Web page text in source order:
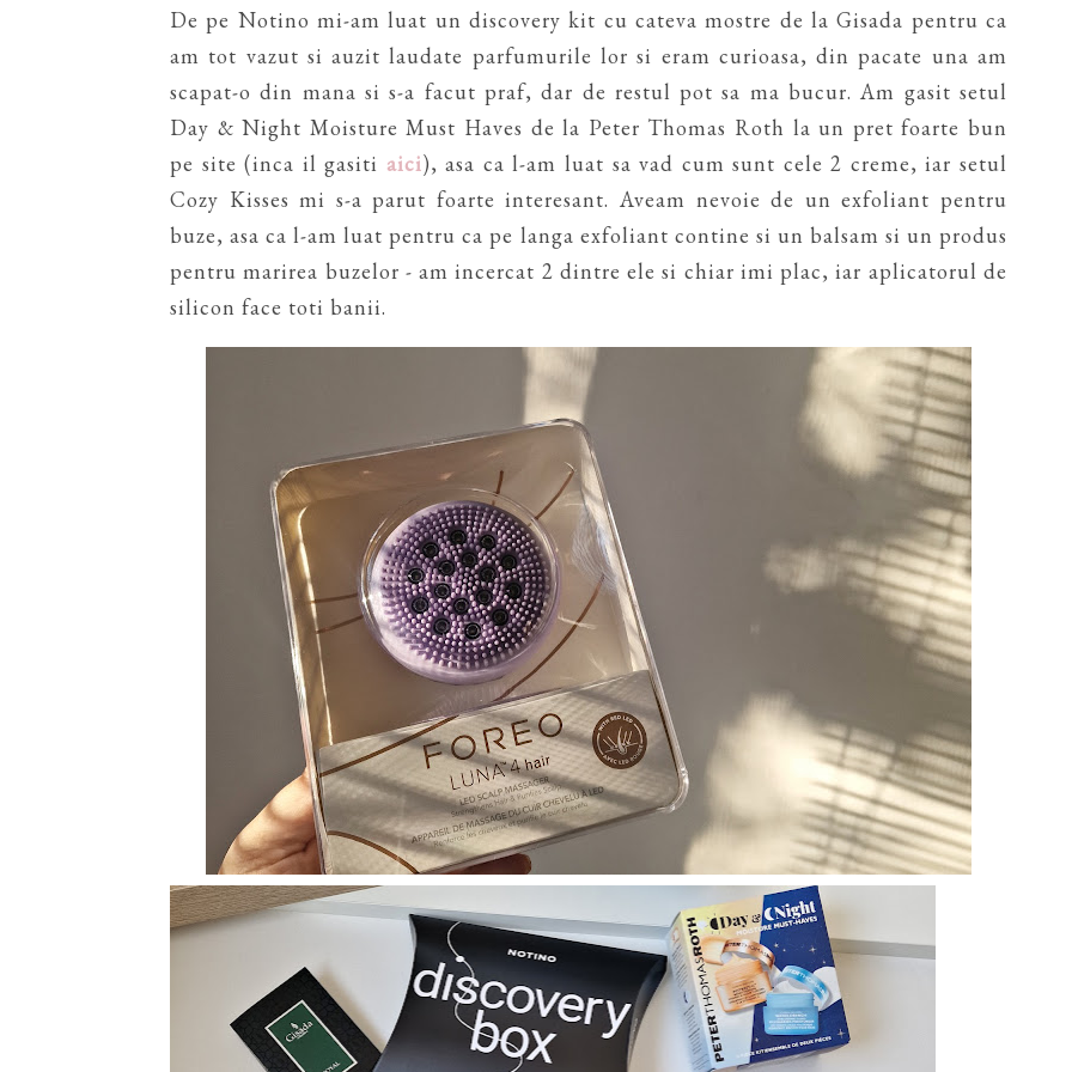
De pe Notino mi-am luat un discovery kit cu cateva mostre de la Gisada pentru ca
am tot vazut si auzit laudate parfumurile lor si eram curioasa, din pacate una am
scapat-o din mana si s-a facut praf, dar de restul pot sa ma bucur. Am gasit setul
Day & Night Moisture Must Haves de la Peter Thomas Roth la un pret foarte bun
pe site (inca il gasiti aici), asa ca l-am luat sa vad cum sunt cele 2 creme, iar setul
Cozy Kisses mi s-a parut foarte interesant. Aveam nevoie de un exfoliant pentru
buze, asa ca l-am luat pentru ca pe langa exfoliant contine si un balsam si un produs
pentru marirea buzelor - am incercat 2 dintre ele si chiar imi plac, iar aplicatorul de
silicon face toti banii.